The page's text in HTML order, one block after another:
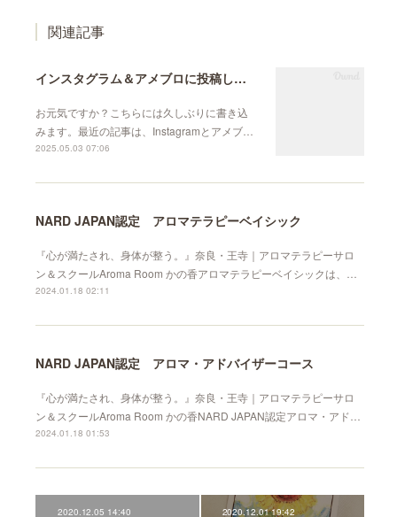
関連記事
インスタグラム＆アメブロに投稿しています
お元気ですか？こちらには久しぶりに書き込
みます。最近の記事は、Instagramとアメブ…
2025.05.03 07:06
NARD JAPAN認定 アロマテラピーベイシック
『心が満たされ、身体が整う。』奈良・王寺｜アロマテラピーサロ
ン＆スクールAroma Room かの香アロマテラピーベイシックは、…
2024.01.18 02:11
NARD JAPAN認定 アロマ・アドバイザーコース
『心が満たされ、身体が整う。』奈良・王寺｜アロマテラピーサロ
ン＆スクールAroma Room かの香NARD JAPAN認定アロマ・アド…
2024.01.18 01:53
2020.12.05 14:40 2020.12.01 19:42